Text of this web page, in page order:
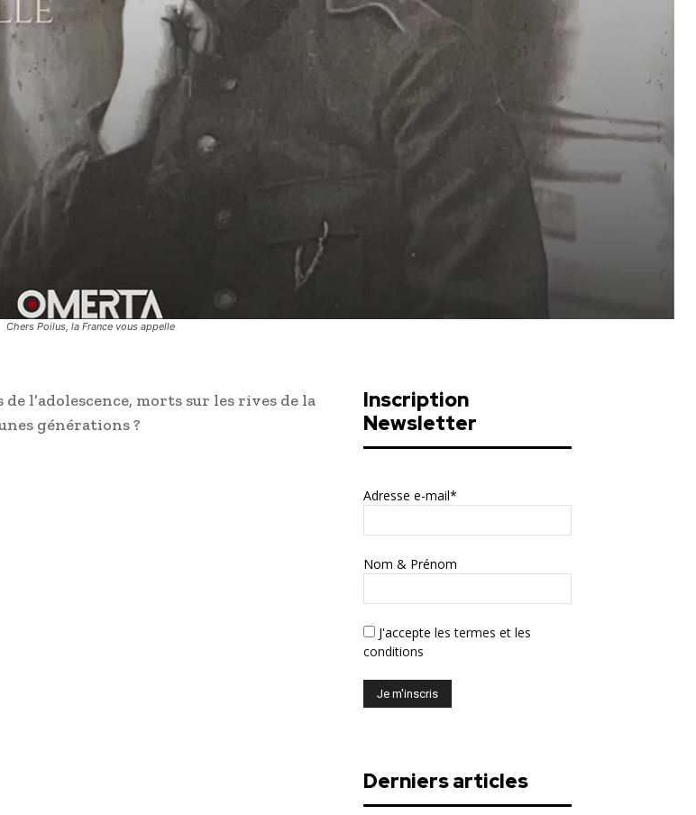
Chers Poilus, la France vous appelle
l’adolescence, morts sur les rives de la
générations ?
Inscription
Newsletter
Adresse e-mail*
Nom & Prénom
J'accepte les termes et les
conditions
Derniers articles